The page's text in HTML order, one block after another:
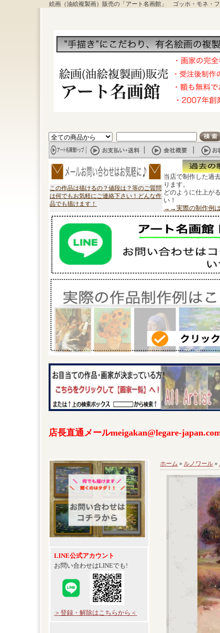
絵画（油絵複製画）販売の「アート名画館」 ゴッホ・モネ・
この作品は描けるの？値段は？等のご質問
は何でもお気軽にご連絡下さい！どんな作
品でも描けます！
当店で制作した過
ります。
どのように仕上が
い！
→→実際の制作例
店長直通メールmeigakan@legare-
LINE公式アカウント
お問い合わせはLINEでも!
＞登録・解除はこちらから＜
ホーム » ルノワール »